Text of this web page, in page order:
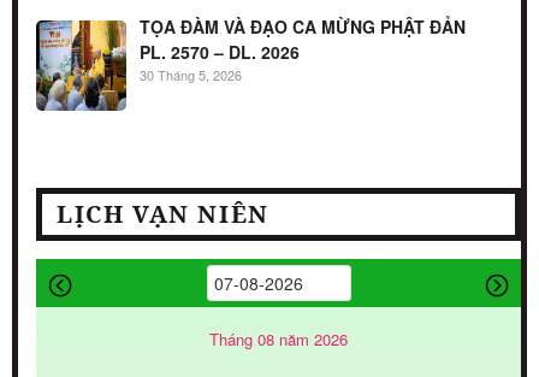
TỌA ĐÀM VÀ ĐẠO CA MỪNG PHẬT ĐẢN
PL. 2570 – DL. 2026
30 Tháng 5, 2026
LỊCH VẠN NIÊN
Tháng 08 năm 2026